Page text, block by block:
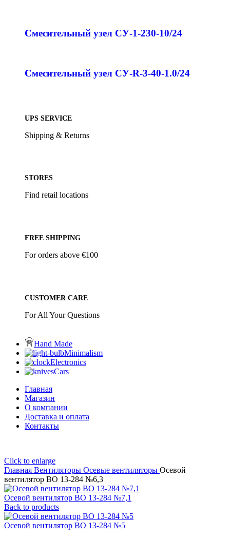
Смесительный узел СУ-1-230-10/24
Смесительный узел СУ-R-3-40-1.0/24
UPS SERVICE
Shipping & Returns
STORES
Find retail locations
FREE SHIPPING
For orders above €100
CUSTOMER CARE
For All Your Questions
Hand Made
Minimalism
Electronics
Cars
Главная
Магазин
О компании
Доставка и оплата
Контакты
Click to enlarge
Главная Вентиляторы Осевые вентиляторы Осевой
вентилятор ВО 13-284 №6,3
Осевой вентилятор ВО 13-284 №7,1
Back to products
Осевой вентилятор ВО 13-284 №5